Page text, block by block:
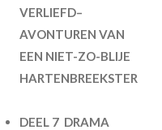
VERLIEFD–
AVONTUREN VAN
EEN NIET-ZO-BLIJE
HARTENBREEKSTER
DEEL 7 DRAMA